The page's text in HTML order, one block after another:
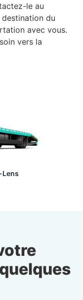
le au
du
avec vous.
vers la
Lens